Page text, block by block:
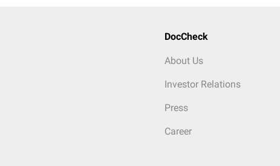
DocCheck
About Us
Investor Relations
Press
Career